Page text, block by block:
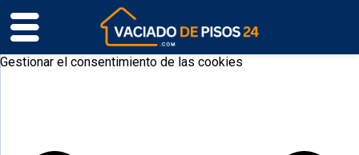
Gestionar el consentimiento de las cookies